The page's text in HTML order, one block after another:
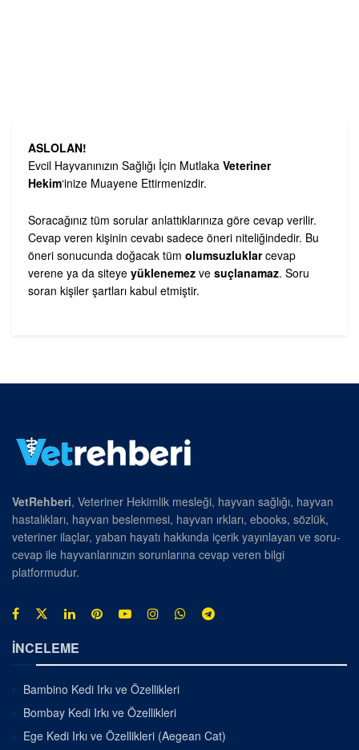
ASLOLAN!
Evcil Hayvanınızın Sağlığı İçin Mutlaka Veteriner
Hekim‘inize Muayene Ettirmenizdir.
Soracağınız tüm sorular anlattıklarınıza göre cevap verilir.
Cevap veren kişinin cevabı sadece öneri niteliğindedir. Bu
öneri sonucunda doğacak tüm olumsuzluklarcevap
verene ya da siteye yüklenemez ve suçlanamaz. Soru
soran kişiler şartları kabul etmiştir.
VetRehberi, Veteriner Hekimlik mesleği, hayvan sağlığı, hayvan
hastalıkları, hayvan beslenmesi, hayvan ırkları, ebooks, sözlük,
veteriner ilaçlar, yaban hayatı hakkında içerik yayınlayan ve soru-
cevap ile hayvanlarınızın sorunlarına cevap veren bilgi
platformudur.
İNCELEME
Bambino Kedi Irkı ve Özellikleri
Bombay Kedi Irkı ve Özellikleri
Ege Kedi Irkı ve Özellikleri (Aegean Cat)